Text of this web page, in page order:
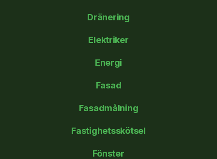
Dränering
Elektriker
Energi
Fasad
Fasadmålning
Fastighetsskötsel
Fönster